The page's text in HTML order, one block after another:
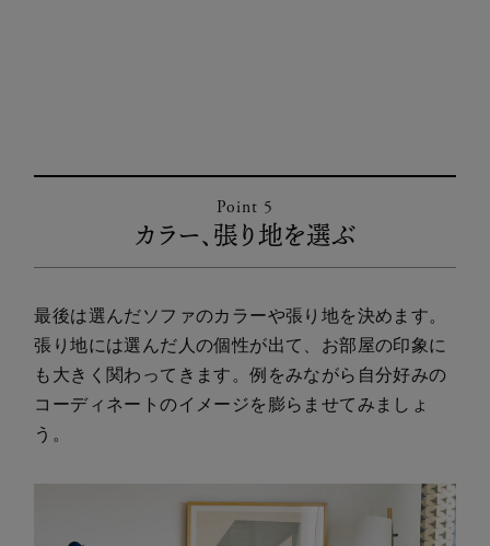
Point 5
カラー、張り地を選ぶ
最後は選んだソファのカラーや張り地を決めます。
張り地には選んだ人の個性が出て、お部屋の印象に
も大きく関わってきます。例をみながら自分好みの
コーディネートのイメージを膨らませてみましょ
う。